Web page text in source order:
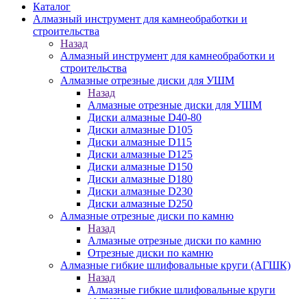
Каталог
Алмазный инструмент для камнеобработки и
строительства
Назад
Алмазный инструмент для камнеобработки и
строительства
Алмазные отрезные диски для УШМ
Назад
Алмазные отрезные диски для УШМ
Диски алмазные D40-80
Диски алмазные D105
Диски алмазные D115
Диски алмазные D125
Диски алмазные D150
Диски алмазные D180
Диски алмазные D230
Диски алмазные D250
Алмазные отрезные диски по камню
Назад
Алмазные отрезные диски по камню
Отрезные диски по камню
Алмазные гибкие шлифовальные круги (АГШК)
Назад
Алмазные гибкие шлифовальные круги